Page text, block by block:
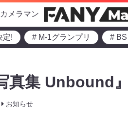
メラマン
定! # M-1グランプリ # BS
真集 Unbound
お知らせ